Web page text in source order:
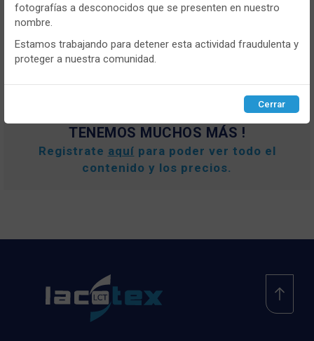
Panty mujer OMSA OM1025 Attiva 40
VER MÁS
TENEMOS MUCHOS MÁS !
Registrate aquí para poder ver todo el
contenido y los precios.
Puedesconfigurary aceptar el uso de cookies a tu gusto.
Para obtener más información visita nuestra
cookies.
Configurar Rechazar ACEPTAR
fotografías a desconocidos que se presenten en nuestro
nombre.
Estamos trabajando para detener esta actividad fraudulenta y
proteger a nuestra comunidad.
Cerrar